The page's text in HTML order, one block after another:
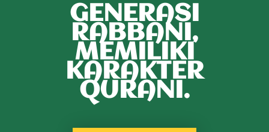
GENERASI
RABBANI,
MEMILIKI
KARAKTER
QURANI.